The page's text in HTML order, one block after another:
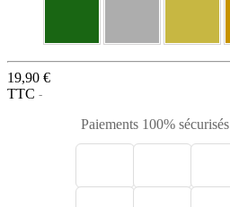
19,90 €
TTC
Paiements 100% sécurisés